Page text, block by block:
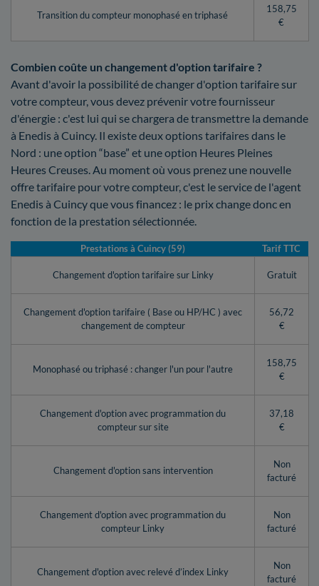
Transition du compteur monophasé en triphasé
158,75
€
Combien coûte un changement d'option tarifaire ?
Avant d'avoir la possibilité de changer d'option tarifaire sur
votre compteur, vous devez prévenir votre fournisseur
d'énergie : c'est lui qui se chargera de transmettre la demande
à Enedis à Cuincy. Il existe deux options tarifaires dans le
Nord : une option “base” et une option Heures Pleines
Heures Creuses. Au moment où vous prenez une nouvelle
offre tarifaire pour votre compteur, c'est le service de l'agent
Enedis à Cuincy que vous financez : le prix change donc en
fonction de la prestation sélectionnée.
Prestations à Cuincy (59) Tarif TTC
Changement d'option tarifaire sur Linky Gratuit
Changement d'option tarifaire ( Base ou HP/HC ) avec
changement de compteur
56,72
€
Monophasé ou triphasé : changer l'un pour l'autre
158,75
€
Changement d'option avec programmation du
compteur sur site
37,18
€
Changement d'option sans intervention
Non
facturé
Changement d'option avec programmation du
compteur Linky
Non
facturé
Changement d'option avec relevé d’index Linky
Non
facturé